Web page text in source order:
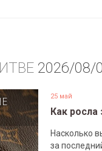
2026/08/
25 май
Как росла
Насколько
за